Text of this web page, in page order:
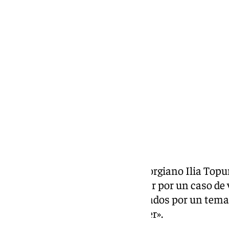
El luchador de UFC hispano-georgiano Ilia
que haya sido llamado a declarar por un caso
afirmado que acudirá a los juzgados por un
lleva «cuatro meses sin poder ver».